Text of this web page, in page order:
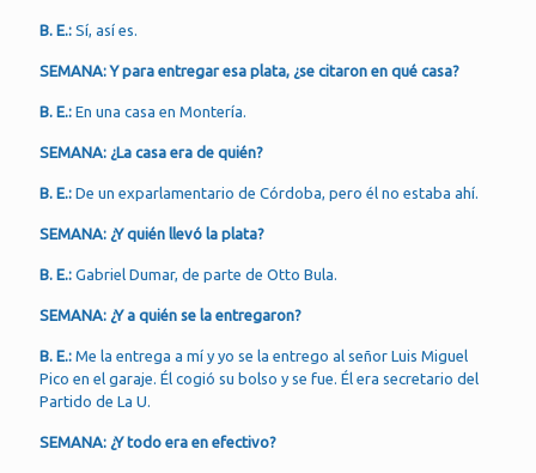
B. E.: Sí, así es.
SEMANA: Y para entregar esa plata, ¿se citaron en qué casa?
B. E.: En una casa en Montería.
SEMANA: ¿La casa era de quién?
B. E.: De un exparlamentario de Córdoba, pero él no estaba ahí.
SEMANA: ¿Y quién llevó la plata?
B. E.: Gabriel Dumar, de parte de Otto Bula.
SEMANA: ¿Y a quién se la entregaron?
B. E.: Me la entrega a mí y yo se la entrego al señor Luis Miguel
Pico en el garaje. Él cogió su bolso y se fue. Él era secretario del
Partido de La U.
SEMANA: ¿Y todo era en efectivo?